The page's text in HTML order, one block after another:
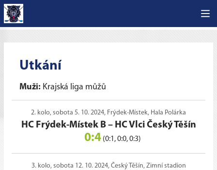
Utkání
Muži: Krajská liga můžů
2. kolo, sobota 5. 10. 2024, Frýdek-Místek, Hala Polárka
HC Frýdek-Místek B– HC Vlci Český Těšín
0:4 (0:1, 0:0, 0:3)
3. kolo, sobota 12. 10. 2024, Český Těšín, Zimní stadion